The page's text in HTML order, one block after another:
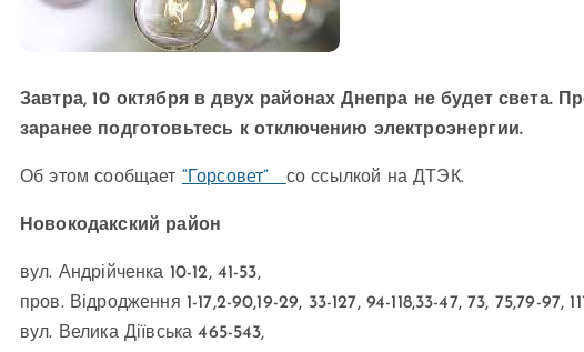
Завтра, 10 октября в двух районах Днепра не будет света.
заранее подготовьтесь к отключению электроэнергии.
Об этом сообщает “Горсовет” со ссылкой на ДТЭК.
Новокодакский район
вул. Андрійченка 10-12, 41-53,
пров. Відродження 1-17,2-90,19-29, 33-127, 94-118,33-47, 73, 75,79-97,
вул. Велика Діївська 465-543,